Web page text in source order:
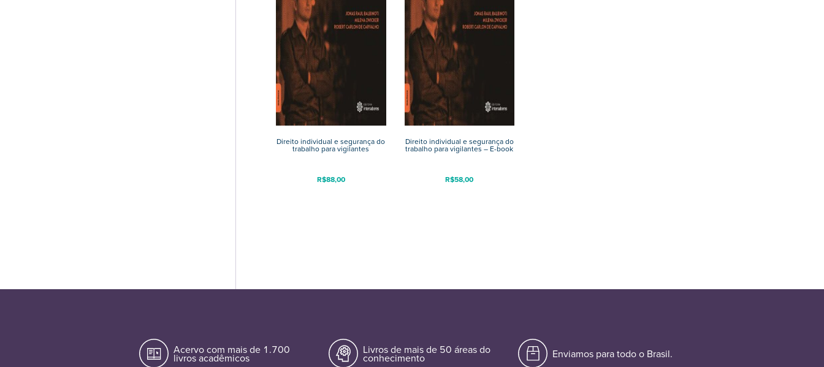
Direito individual e segurança do
trabalho para vigilantes
R$88,00
Direito individual e segurança do
trabalho para vigilantes – E-book
R$58,00
Acervo com mais de 1.700
livros acadêmicos
Livros de mais de 50 áreas do
conhecimento Enviamos para todo o Brasil.